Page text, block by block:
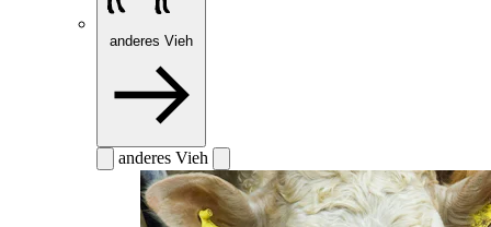
anderes Vieh
anderes Vieh